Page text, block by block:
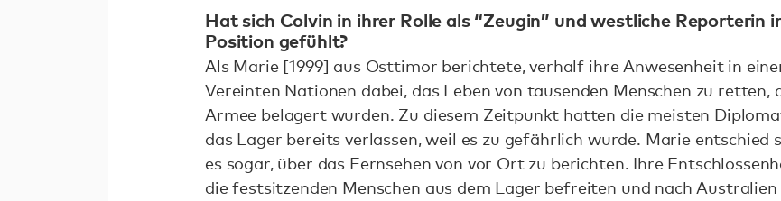
Hat sich Colvin in ihrer Rolle als “Zeugin” und westliche Reporterin
Position gefühlt?
Als Marie [1999] aus Osttimor berichtete, verhalf ihre Anwesenheit in
Vereinten Nationen dabei, das Leben von tausenden Menschen zu retten,
Armee belagert wurden. Zu diesem Zeitpunkt hatten die meisten
das Lager bereits verlassen, weil es zu gefährlich wurde. Marie entschied
es sogar, über das Fernsehen von vor Ort zu berichten. Ihre
die festsitzenden Menschen aus dem Lager befreiten und nach